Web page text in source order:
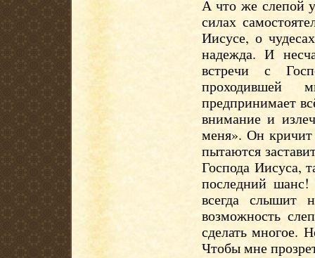
А что же слепой
силах
Иисусе, о
надежда. И
встречи с
проходившей
предпринимает
внимание и
меня». Он кричит
пытаются
Господа Иисуса,
последний
всегда слышит
возможность
сделать многое.
Чтобы мне